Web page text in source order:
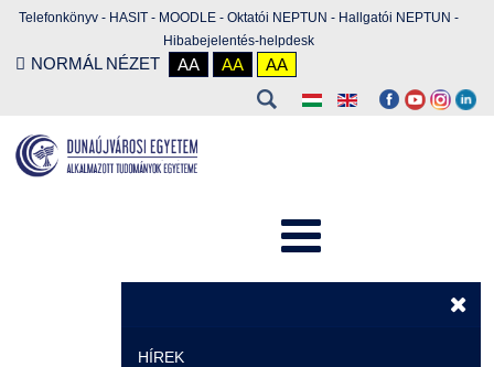
Telefonkönyv - HASIT - MOODLE - Oktatói NEPTUN - Hallgatói NEPTUN -
Hibabejelentés-helpdesk
NORMÁL NÉZET AA AA AA
HÍREK